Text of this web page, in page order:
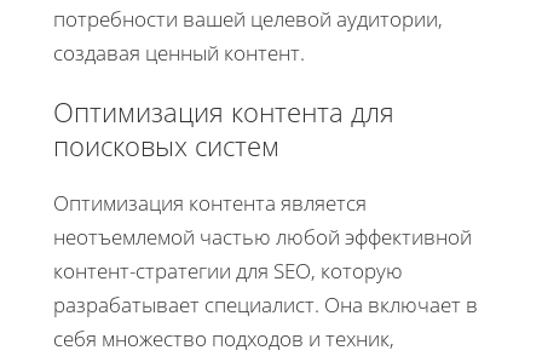
потребности вашей целевой аудитории,
создавая ценный контент.
Оптимизация контента для
поисковых систем
Оптимизация контента является
неотъемлемой частью любой эффективной
контент-стратегии для SEO, которую
разрабатывает специалист. Она включает в
себя множество подходов и техник,